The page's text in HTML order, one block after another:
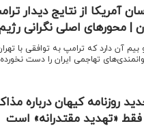
آمریکا از نتایج دیدار
| محورهای اصلی نگرانی
بیم آن دارد که ترامپ به توافقی با
تهاجمی ایران را دست‌ نخورده
روزنامه کیهان درباره
«تهدید مقتدرانه» است